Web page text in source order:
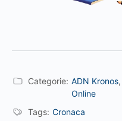
Categorie: ADN Kronos,
Online
Tags: Cronaca